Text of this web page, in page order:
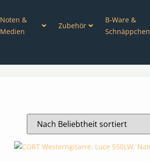
Noten &
Medien
Zubehör
B-Ware &
Schnäppchen